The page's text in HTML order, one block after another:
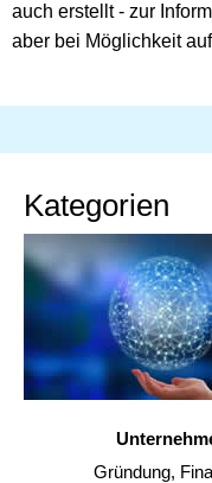
auch erstellt - zur
aber bei Möglichkeit
Kategorien
Gründung,